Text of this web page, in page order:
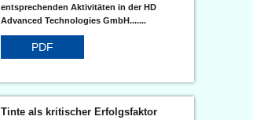
entsprechenden Aktivitäten in der HD
Advanced Technologies GmbH.......
PDF
Tinte als kritischer Erfolgsfaktor